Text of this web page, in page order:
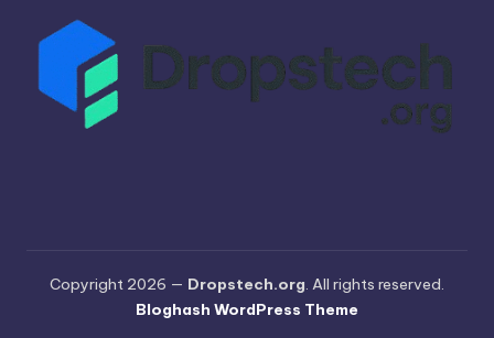
Copyright 2026 — Dropstech.org. All rights reserved.
Bloghash WordPress Theme